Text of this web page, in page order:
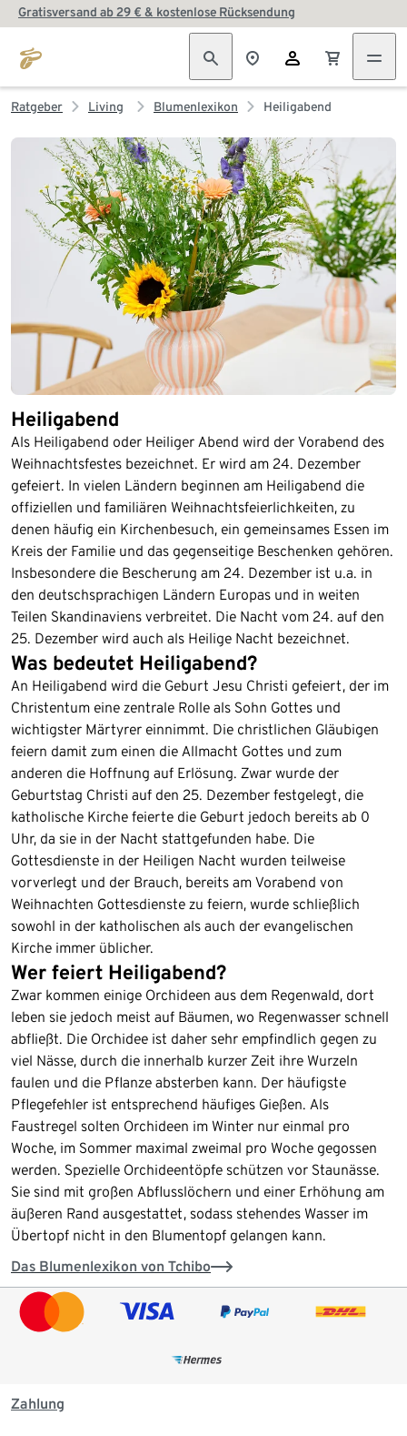
Gratisversand ab 29 € & kostenlose Rücksendung
Ratgeber Living Blumenlexikon Heiligabend
Heiligabend
Als Heiligabend oder Heiliger Abend wird der Vorabend des
Weihnachtsfestes bezeichnet. Er wird am 24. Dezember
gefeiert. In vielen Ländern beginnen am Heiligabend die
offiziellen und familiären Weihnachtsfeierlichkeiten, zu
denen häufig ein Kirchenbesuch, ein gemeinsames Essen im
Kreis der Familie und das gegenseitige Beschenken gehören.
Insbesondere die Bescherung am 24. Dezember ist u.a. in
den deutschsprachigen Ländern Europas und in weiten
Teilen Skandinaviens verbreitet. Die Nacht vom 24. auf den
25. Dezember wird auch als Heilige Nacht bezeichnet.
Was bedeutet Heiligabend?
An Heiligabend wird die Geburt Jesu Christi gefeiert, der im
Christentum eine zentrale Rolle als Sohn Gottes und
wichtigster Märtyrer einnimmt. Die christlichen Gläubigen
feiern damit zum einen die Allmacht Gottes und zum
anderen die Hoffnung auf Erlösung. Zwar wurde der
Geburtstag Christi auf den 25. Dezember festgelegt, die
katholische Kirche feierte die Geburt jedoch bereits ab 0
Uhr, da sie in der Nacht stattgefunden habe. Die
Gottesdienste in der Heiligen Nacht wurden teilweise
vorverlegt und der Brauch, bereits am Vorabend von
Weihnachten Gottesdienste zu feiern, wurde schließlich
sowohl in der katholischen als auch der evangelischen
Kirche immer üblicher.
Wer feiert Heiligabend?
Zwar kommen einige Orchideen aus dem Regenwald, dort
leben sie jedoch meist auf Bäumen, wo Regenwasser schnell
abfließt. Die Orchidee ist daher sehr empfindlich gegen zu
viel Nässe, durch die innerhalb kurzer Zeit ihre Wurzeln
faulen und die Pflanze absterben kann. Der häufigste
Pflegefehler ist entsprechend häufiges Gießen. Als
Faustregel solten Orchideen im Winter nur einmal pro
Woche, im Sommer maximal zweimal pro Woche gegossen
werden. Spezielle Orchideentöpfe schützen vor Staunässe.
Sie sind mit großen Abflusslöchern und einer Erhöhung am
äußeren Rand ausgestattet, sodass stehendes Wasser im
Übertopf nicht in den Blumentopf gelangen kann.
Das Blumenlexikon von Tchibo
Zahlung